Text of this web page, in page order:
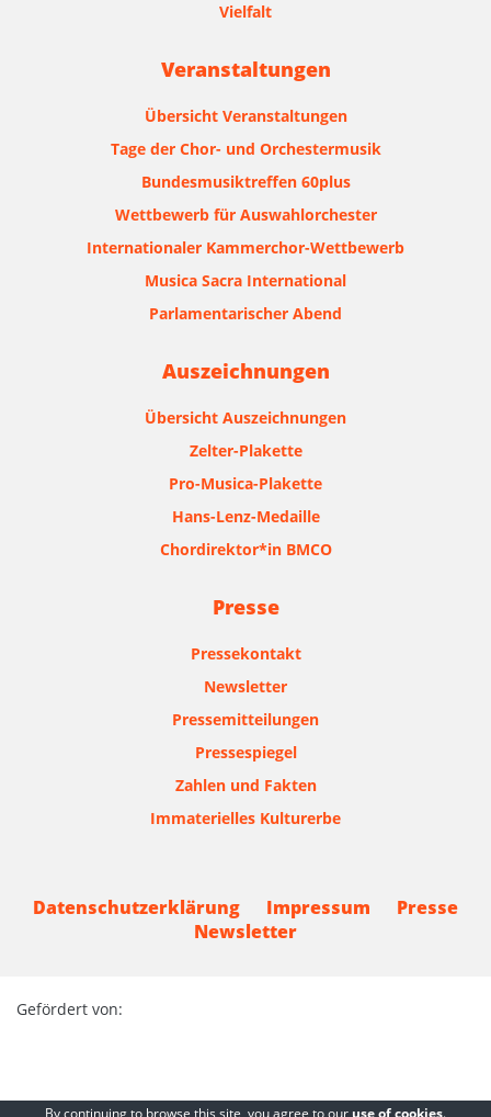
Vielfalt
Veranstaltungen
Übersicht Veranstaltungen
Tage der Chor- und Orchestermusik
Bundesmusiktreffen 60plus
Wettbewerb für Auswahlorchester
Internationaler Kammerchor-Wettbewerb
Musica Sacra International
Parlamentarischer Abend
Auszeichnungen
Übersicht Auszeichnungen
Zelter-Plakette
Pro-Musica-Plakette
Hans-Lenz-Medaille
Chordirektor*in BMCO
Presse
Pressekontakt
Newsletter
Pressemitteilungen
Pressespiegel
Zahlen und Fakten
Immaterielles Kulturerbe
Datenschutzerklärung Impressum
Presse
Newsletter
Gefördert von:
By continuing to browse this site, you agree to our use of cookies.